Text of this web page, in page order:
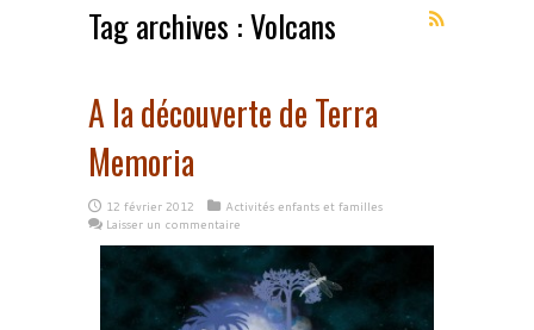
Tag archives :Volcans
A la découverte de Terra
Memoria
12 février 2012
Activités enfants et familles
Laisser un commentaire